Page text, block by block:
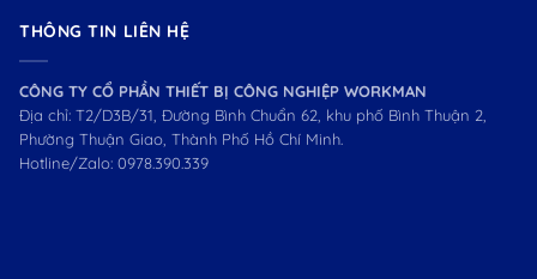
THÔNG TIN LIÊN HỆ
CÔNG TY CỔ PHẦN THIẾT BỊ CÔNG NGHIỆP WORKMAN
Địa chỉ: T2/D3B/31, Đường Bình Chuẩn 62, khu phố Bình Thuận 2,
Phường Thuận Giao, Thành Phố Hồ Chí Minh.
Hotline/Zalo: 0978.390.339